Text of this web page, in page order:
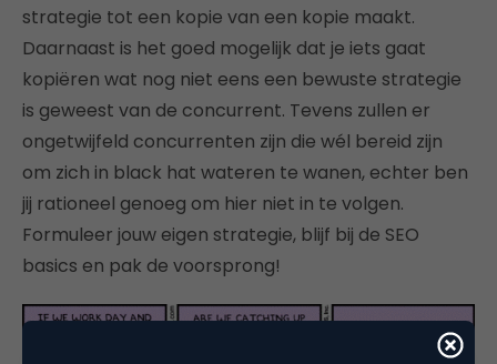
strategie tot een kopie van een kopie maakt.
Daarnaast is het goed mogelijk dat je iets gaat
kopiëren wat nog niet eens een bewuste strategie
is geweest van de concurrent. Tevens zullen er
ongetwijfeld concurrenten zijn die wél bereid zijn
om zich in black hat wateren te wanen, echter ben
jij rationeel genoeg om hier niet in te volgen.
Formuleer jouw eigen strategie, blijf bij de SEO
basics en pak de voorsprong!